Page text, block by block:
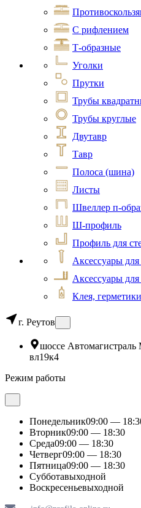
С рифлением
Т-образные
Уголки
Прутки
Трубы
Трубы круглые
Двутавр
Тавр
Полоса (шина)
Листы
Швеллер п-
Ш-профиль
Профиль для
Аксессуары
Аксессуары
Клея, герметики
г. Реутов
шоссе
вл19к4
Режим работы
Понедельник09:00 —
Вторник09:00 — 18:30
Среда09:00 — 18:30
Четверг09:00 — 18:30
Пятница09:00 — 18:30
Субботавыходной
Воскресеньевыходной